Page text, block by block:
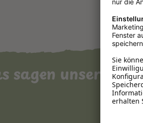
sagen unsere